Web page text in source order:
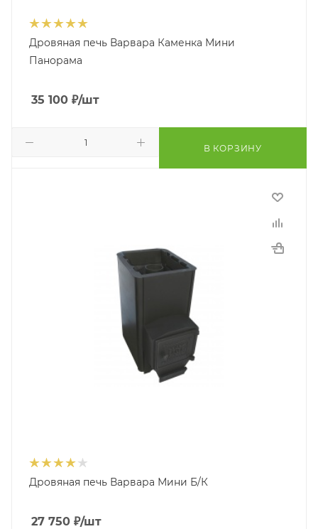
Дровяная печь Варвара Каменка Мини
Панорама
35 100 ₽/шт
В КОРЗИНУ
Дровяная печь Варвара Мини Б/К
27 750 ₽/шт